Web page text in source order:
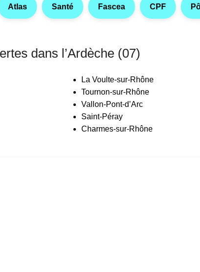
Atlas Santé Fascea CPF
dans l’Ardèche (07)
La Voulte-sur-Rhône
Tournon-sur-Rhône
Vallon-Pont-d’Arc
Saint-Péray
Charmes-sur-Rhône